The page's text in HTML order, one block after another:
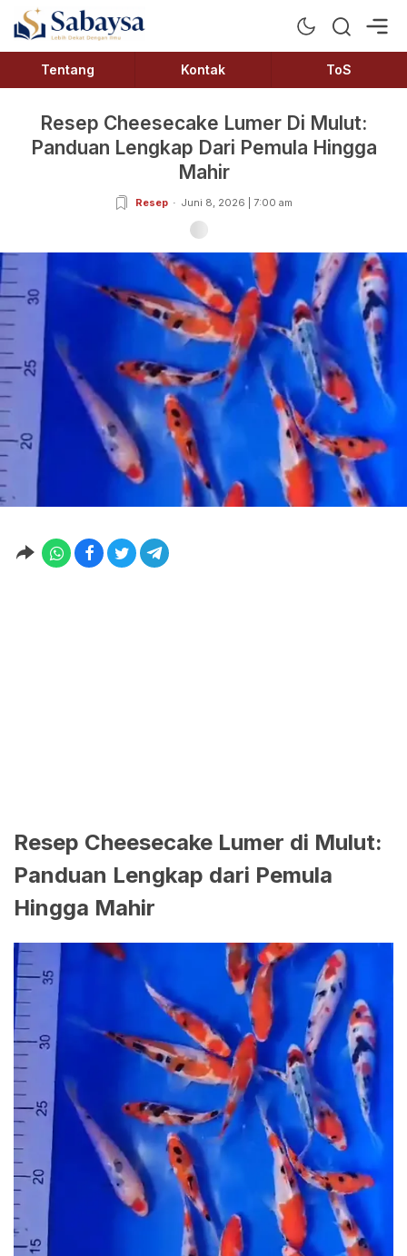
Sabaysa
Lebih Dekat Dengan Ilmu
Tentang Kontak ToS
Resep Cheesecake Lumer Di Mulut:
Panduan Lengkap Dari Pemula Hingga
Mahir
Resep Juni 8, 2026 | 7:00 am
Resep Cheesecake Lumer di Mulut:
Panduan Lengkap dari Pemula
Hingga Mahir